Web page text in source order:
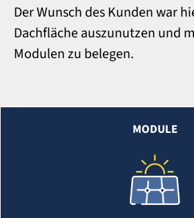
Der Wunsch des Kunden war
Dachfläche auszunutzen und
Modulen zu belegen.
MODULE